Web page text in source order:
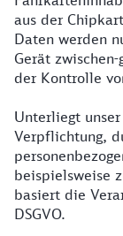
aus der
Daten werden
Gerät
der Kontrolle
Unterliegt
Verpflichtung,
beispielsweise
basiert die
DSGVO.